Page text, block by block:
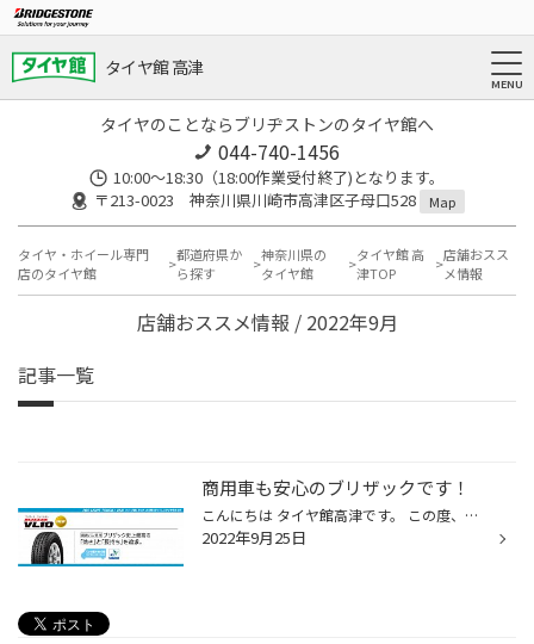
タイヤ館 高津
タイヤのことならブリヂストンのタイヤ館へ
044-740-1456
10:00～18:30（18:00作業受付終了)となります。
〒213-0023 神奈川県川崎市高津区子母口528
Map
タイヤ・ホイール専門
店のタイヤ館
都道府県か
ら探す
神奈川県の
タイヤ館
タイヤ館 高
津TOP
店舗おスス
メ情報
店舗おススメ情報 / 2022年9月
記事一覧
商用車も安心のブリザックです！
こんにちは タイヤ館高津です。 この度、ハイエースやキャラバンのスタッドレスタイヤが新しくなりました！ VL10です！ ブリザックホームページ 今回のラインナップは、 ハイエースやキャラバンの195/80R15 107N エブリイやハイゼットの145/80R12 80N の、2ラインナップになります。 今回の進化のポ...
2022年9月25日